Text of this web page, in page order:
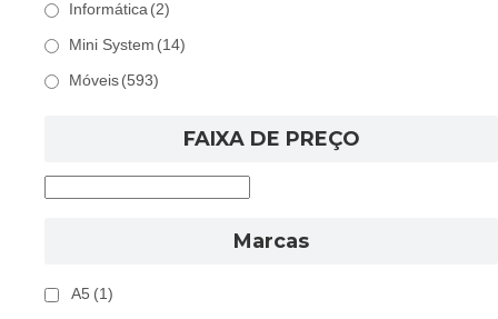
Informática (2)
Mini System (14)
Móveis (593)
FAIXA DE PREÇO
Marcas
A5 (1)